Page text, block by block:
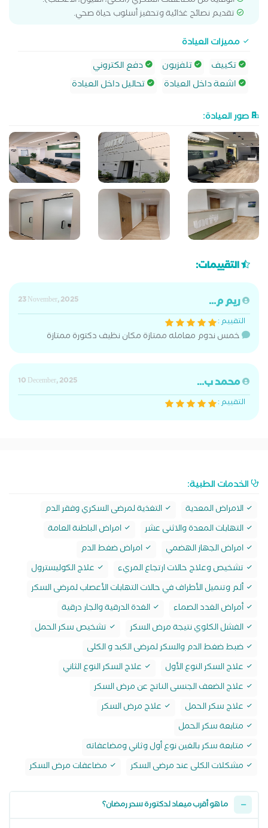
تقديم نصائح غذائية وتحفيز أسلوب حياة صحي.
مميزات العيادة
تكييف
تلفزيون
دفع الكتروني
اشعة داخل العيادة
تحاليل داخل العيادة
صور العيادة:
التقييمات:
ريم م...
23 November, 2025
التقييم :
خمس ندوم معامله ممتازة مكان نظيف دكتورة ممتازة
محمد ب...
10 December, 2025
التقييم :
الخدمات الطبية:
الامراض المعدية
التغذية لمرضى السكري وفقر الدم
التهابات المعدة والاثنى عشر
امراض الباطنة العامة
امراض الجهاز الهضمي
امراض ضغط الدم
تشخيص وعلاج حالات ارتجاع المريء
علاج الكوليسترول
ألم وتنميل الأطراف في حالات التهابات الأعصاب لمرضى السكر
أمراض الغدد الصماء
الغدة الدرقية والجار درقية
الفشل الكلوي نتيجة مرض السكر
تشخيص سكر الحمل
ضبط ضغط الدم والسكر لمرضى الكبد و الكلى
علاج السكر النوع الأول
علاج السكر النوع الثاني
علاج الضعف الجنسى الناتج عن مرض السكر
علاج سكر الحمل
علاج مرض السكر
متابعة سكر الحمل
متابعة سكر بالغين نوع أول وثاني ومضاعفاته
مشكلات الكلى عند مرضى السكر
مضاعفات مرض السكر
ما هو أقرب ميعاد لدكتورة سحر رمضان؟